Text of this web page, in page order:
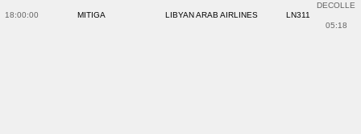
18:00:00 MITIGA LIBYAN ARAB AIRLINES LN311
DECOLLE
05:18